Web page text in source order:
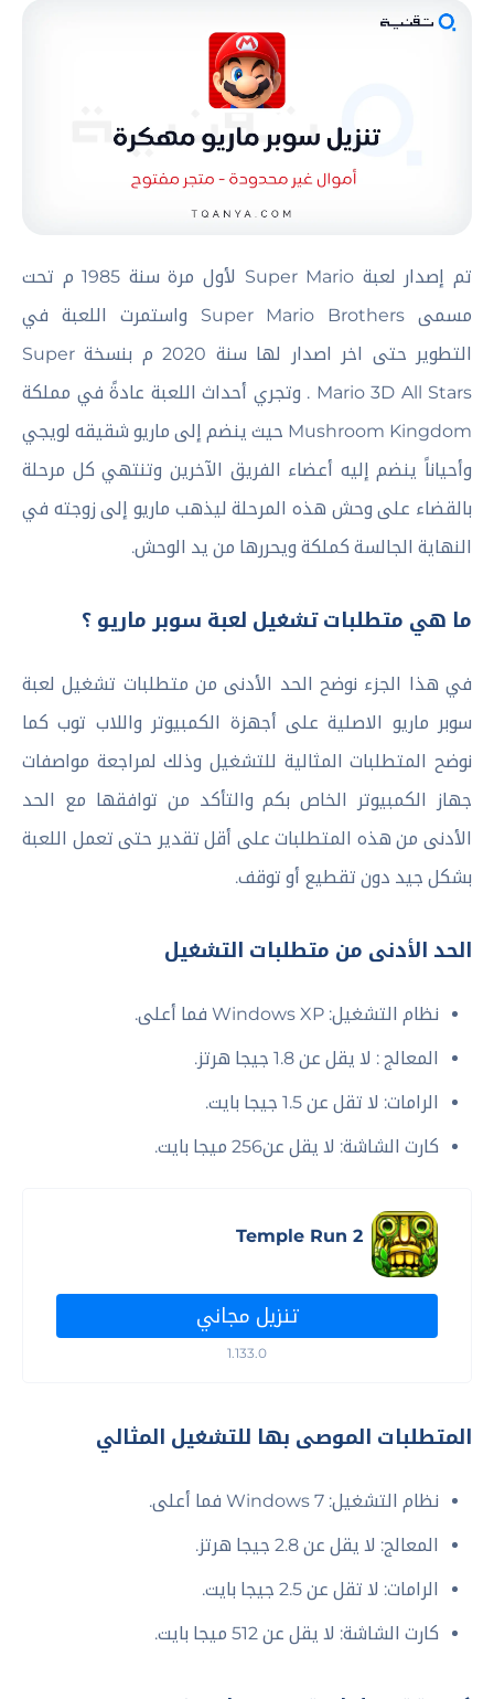
تم إصدار لعبة Super Mario لأول مرة سنة 1985 م تحت
مسمى Super Mario Brothers واستمرت اللعبة في
التطوير حتى اخر اصدار لها سنة 2020 م بنسخة Super
Mario 3D All Stars . وتجري أحداث اللعبة عادةً في مملكة
Mushroom Kingdom حيث ينضم إلى ماريو شقيقه لويجي
وأحياناً ينضم إليه أعضاء الفريق الآخرين وتنتهي كل مرحلة
بالقضاء على وحش هذه المرحلة ليذهب ماريو إلى زوجته في
النهاية الجالسة كملكة ويحررها من يد الوحش.
ما هي متطلبات تشغيل لعبة سوبر ماريو ؟
في هذا الجزء نوضح الحد الأدنى من متطلبات تشغيل لعبة
سوبر ماريو الاصلية على أجهزة الكمبيوتر واللاب توب كما
نوضح المتطلبات المثالية للتشغيل وذلك لمراجعة مواصفات
جهاز الكمبيوتر الخاص بكم والتأكد من توافقها مع الحد
الأدنى من هذه المتطلبات على أقل تقدير حتى تعمل اللعبة
بشكل جيد دون تقطيع أو توقف.
الحد الأدنى من متطلبات التشغيل
نظام التشغيل: Windows XP فما أعلى.
المعالج : لا يقل عن 1.8 جيجا هرتز.
الرامات: لا تقل عن 1.5 جيجا بايت.
كارت الشاشة: لا يقل عن256 ميجا بايت.
Temple Run 2
تنزيل مجاني
1.133.0
المتطلبات الموصى بها للتشغيل المثالي
نظام التشغيل: Windows 7 فما أعلى.
المعالج: لا يقل عن 2.8 جيجا هرتز.
الرامات: لا تقل عن 2.5 جيجا بايت.
كارت الشاشة: لا يقل عن 512 ميجا بايت.